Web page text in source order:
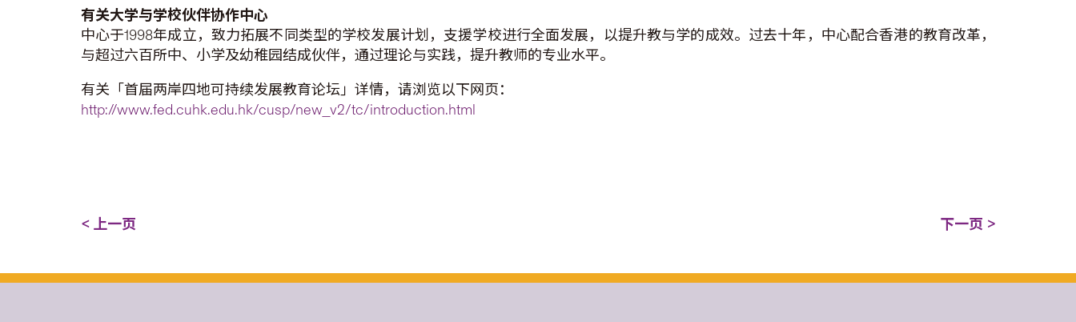
有关大学与学校伙伴协作中心
中心于1998年成立，致力拓展不同类型的学校发展计划，支援学校进行全面发展，以提升教与学的成效。过去十年，中心配合香港的教育改革，
与超过六百所中、小学及幼稚园结成伙伴，通过理论与实践，提升教师的专业水平。
有关「首届两岸四地可持续发展教育论坛」详情，请浏览以下网页：
http://www.fed.cuhk.edu.hk/cusp/new_v2/tc/introduction.html
< 上一页 下一页 >